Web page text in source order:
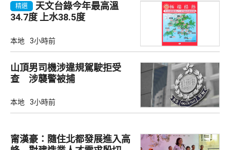
精選
天文台錄今年最高溫
34.7度 上水38.5度
本地 3小時前
山頂男司機涉違規駕駛拒受
查 涉襲警被捕
本地 3小時前
甯漢豪：隨住北都發展進入高